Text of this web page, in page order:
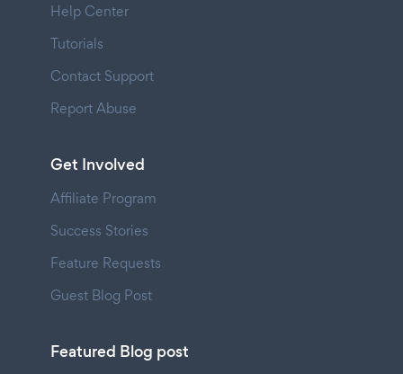
Help Center
Tutorials
Contact Support
Report Abuse
Get Involved
Affiliate Program
Success Stories
Feature Requests
Guest Blog Post
Featured Blog post